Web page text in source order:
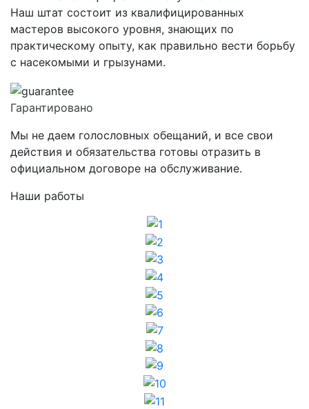
Наш штат состоит из квалифицированных
мастеров высокого уровня, знающих по
практическому опыту, как правильно вести борьбу
с насекомыми и грызунами.
Гарантировано
Мы не даем голословных обещаний, и все свои
действия и обязательства готовы отразить в
официальном договоре на обслуживание.
Наши работы
1
4
7
10